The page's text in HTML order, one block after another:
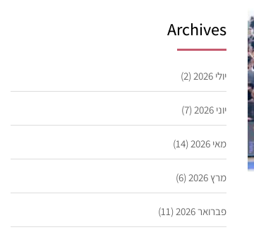
Archives
יולי 2026 (2)
יוני 2026 (7)
מאי 2026 (14)
מרץ 2026 (6)
פברואר 2026 (11)